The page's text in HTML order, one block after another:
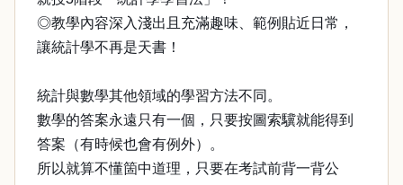
◎教學內容深入淺出且充滿趣味、範例貼近日常，
讓統計學不再是天書！
統計與數學其他領域的學習方法不同。
數學的答案永遠只有一個，只要按圖索驥就能得到
答案（有時候也會有例外）。
所以就算不懂箇中道理，只要在考試前背一背公